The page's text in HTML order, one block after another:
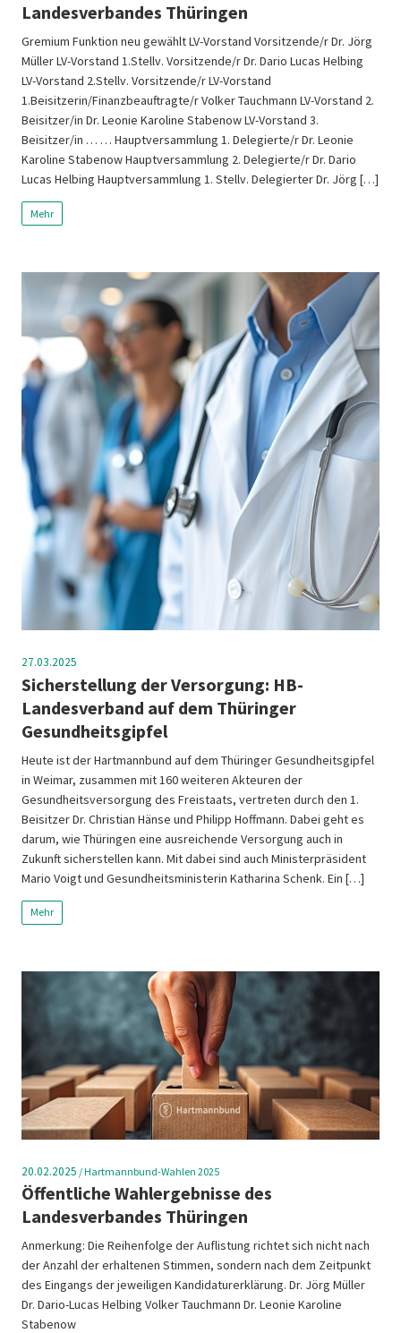
Landesverbandes Thüringen
Gremium Funktion neu gewählt LV-Vorstand Vorsitzende/r Dr. Jörg
Müller LV-Vorstand 1.Stellv. Vorsitzende/r Dr. Dario Lucas Helbing
LV-Vorstand 2.Stellv. Vorsitzende/r LV-Vorstand
1.Beisitzerin/Finanzbeauftragte/r Volker Tauchmann LV-Vorstand 2.
Beisitzer/in Dr. Leonie Karoline Stabenow LV-Vorstand 3.
Beisitzer/in … … Hauptversammlung 1. Delegierte/r Dr. Leonie
Karoline Stabenow Hauptversammlung 2. Delegierte/r Dr. Dario
Lucas Helbing Hauptversammlung 1. Stellv. Delegierter Dr. Jörg […]
Mehr
27.03.2025
Sicherstellung der Versorgung: HB-
Landesverband auf dem Thüringer
Gesundheitsgipfel
Heute ist der Hartmannbund auf dem Thüringer Gesundheitsgipfel
in Weimar, zusammen mit 160 weiteren Akteuren der
Gesundheitsversorgung des Freistaats, vertreten durch den 1.
Beisitzer Dr. Christian Hänse und Philipp Hoffmann. Dabei geht es
darum, wie Thüringen eine ausreichende Versorgung auch in
Zukunft sicherstellen kann. Mit dabei sind auch Ministerpräsident
Mario Voigt und Gesundheitsministerin Katharina Schenk. Ein […]
Mehr
20.02.2025 /Hartmannbund-Wahlen 2025
Öffentliche Wahlergebnisse des
Landesverbandes Thüringen
Anmerkung: Die Reihenfolge der Auflistung richtet sich nicht nach
der Anzahl der erhaltenen Stimmen, sondern nach dem Zeitpunkt
des Eingangs der jeweiligen Kandidaturerklärung. Dr. Jörg Müller
Dr. Dario-Lucas Helbing Volker Tauchmann Dr. Leonie Karoline
Stabenow